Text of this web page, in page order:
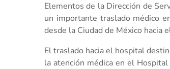
Elementos de la Dirección de
un importante traslado médico
desde la Ciudad de México hacia
El traslado hacia el hospital
la atención médica en el